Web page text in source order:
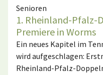
Senioren
1. Rheinland-Pfalz-
Premiere in Worms
Ein neues Kapitel im
wird aufgeschlagen:
Rheinland-Pfalz-